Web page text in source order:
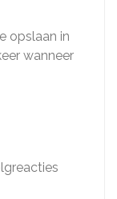
opslaan in
wanneer